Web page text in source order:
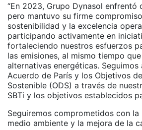
“En 2023, Grupo Dynasol enfrentó
pero mantuvo su firme
sostenibilidad y la excelencia
participando activamente en
fortaleciendo nuestros esfuerzos
las emisiones, al mismo tiempo
alternativas energéticas. Seguimos
Acuerdo de París y los Objetivos
Sostenible (ODS) a través de
SBTi y los objetivos establecidos
Seguiremos comprometidos con la
medio ambiente y la mejora de la